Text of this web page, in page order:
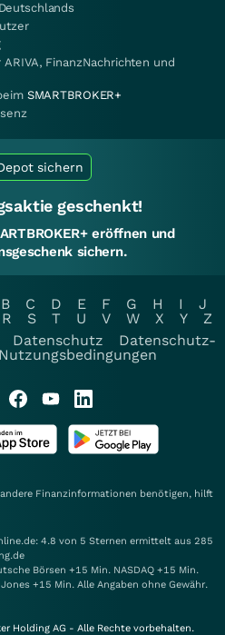
FinanzNachrichten und
SMARTBROKER+
sichern
geschenkt!
eröffnen und
sichern.
B C D E F G H I
J
R S T U V W X Y
Z
Datenschutz
Datenschutz-
Nutzungsbedingungen
Finanzinformationen benötigen, hilft
4.8 von 5 Sternen ermittelt aus 285
Börsen +15 Min. NASDAQ +15 Min.
+15 Min. Alle Angaben ohne Gewähr.
Holding AG - Alle Rechte vorbehalten.